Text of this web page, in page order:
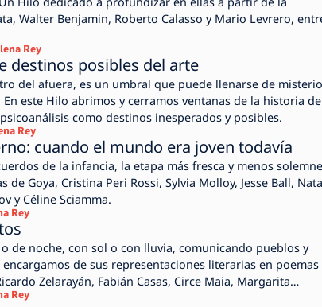
Walter Benjamin, Roberto Calasso y Mario Levrero,
Rey
destinos posibles del arte
del afuera, es un umbral que puede llenarse de
este Hilo abrimos y cerramos ventanas de la historia
como destinos inesperados y posibles.
Rey
cuando el mundo era joven todavía
de la infancia, la etapa más fresca y menos
de Goya, Cristina Peri Rossi, Sylvia Molloy, Jesse Ball,
y Céline Sciamma.
Rey
de noche, con sol o con lluvia, comunicando pueblos y
de sus representaciones literarias en poemas
Zelarayán, Fabián Casas, Circe Maia, Margarita
Rey